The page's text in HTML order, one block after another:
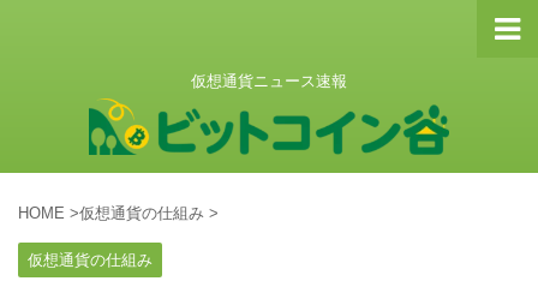
仮想通貨ニュース速報
HOME >仮想通貨の仕組み >
仮想通貨の仕組み